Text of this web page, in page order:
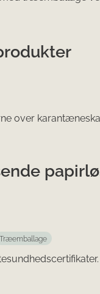
over
Træemballage